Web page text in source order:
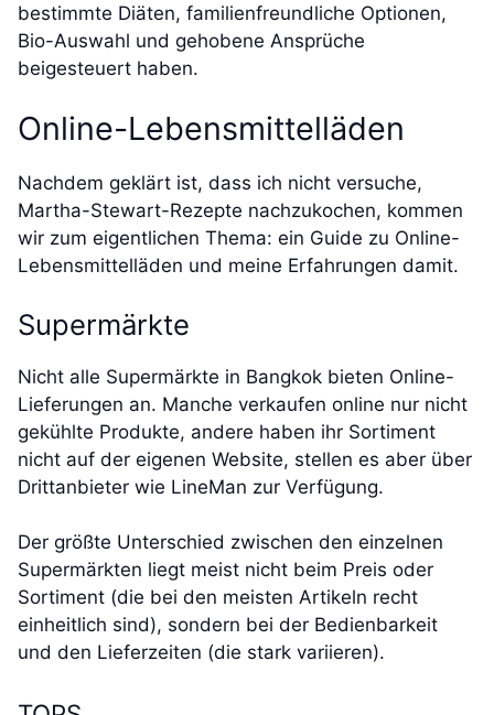
bestimmte Diäten, familienfreundliche Optionen,
Bio-Auswahl und gehobene Ansprüche
beigesteuert haben.
Online-Lebensmittelläden
Nachdem geklärt ist, dass ich nicht versuche,
Martha-Stewart-Rezepte nachzukochen, kommen
wir zum eigentlichen Thema: ein Guide zu Online-
Lebensmittelläden und meine Erfahrungen damit.
Supermärkte
Nicht alle Supermärkte in Bangkok bieten Online-
Lieferungen an. Manche verkaufen online nur nicht
gekühlte Produkte, andere haben ihr Sortiment
nicht auf der eigenen Website, stellen es aber über
Drittanbieter wie LineMan zur Verfügung.
Der größte Unterschied zwischen den einzelnen
Supermärkten liegt meist nicht beim Preis oder
Sortiment (die bei den meisten Artikeln recht
einheitlich sind), sondern bei der Bedienbarkeit
und den Lieferzeiten (die stark variieren).